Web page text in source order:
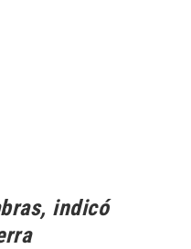
indicó